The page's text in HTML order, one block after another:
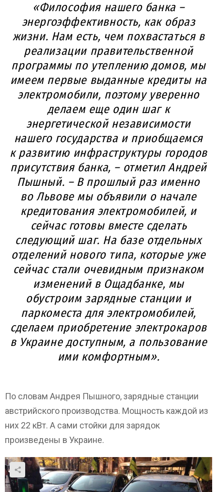
«Философия нашего банка –
энергоэффективность, как образ
жизни. Нам есть, чем похвастаться в
реализации правительственной
программы по утеплению домов, мы
имеем первые выданные кредиты на
электромобили, поэтому уверенно
делаем еще один шаг к
энергетической независимости
нашего государства и приобщаемся
к развитию инфраструктуры городов
присутствия банка, – отметил Андрей
Пышный. – В прошлый раз именно
во Львове мы объявили о начале
кредитования электромобилей, и
сейчас готовы вместе сделать
следующий шаг. На базе отдельных
отделений нового типа, которые уже
сейчас стали очевидным признаком
изменений в Ощадбанке, мы
обустроим зарядные станции и
паркоместа для электромобилей,
сделаем приобретение электрокаров
в Украине доступным, а пользование
ими комфортным».
По словам Андрея Пышного, зарядные станции
австрийского производства. Мощность каждой из
них 22 кВт. А сами стойки для зарядок
произведены в Украине.